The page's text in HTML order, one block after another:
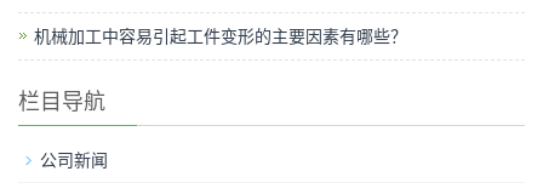
机械加工中容易引起工件变形的主要因素有哪些？
栏目导航
公司新闻